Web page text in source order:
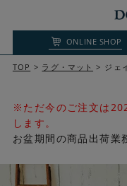
ONLINE SHOP
TOP ラグ・マット ジェ
※ただ今のご注文は
します。
お盆期間の商品出荷業